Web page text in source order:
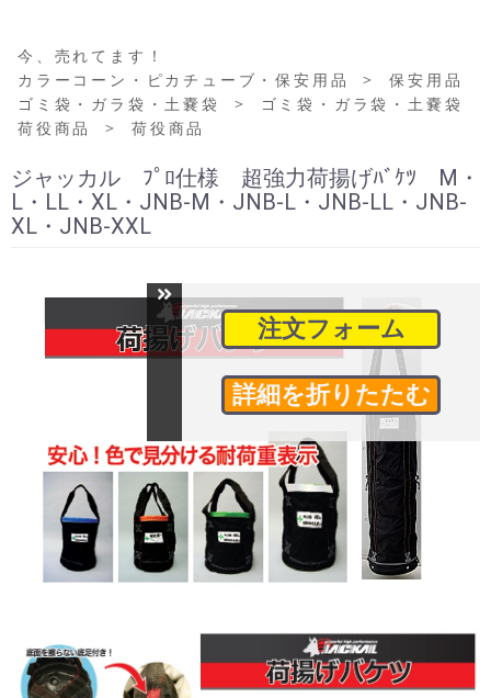
今、売れてます！
カラーコーン・ピカチューブ・保安用品
＞
保安用品
ゴミ袋・ガラ袋・土嚢袋
＞
ゴミ袋・ガラ袋・土嚢袋
荷役商品
＞ 荷役商品
ジャッカル ﾌﾟﾛ仕様 超強力荷揚げﾊﾞｹﾂ M・
L・LL・XL・JNB-M・JNB-L・JNB-LL・JNB-
XL・JNB-XXL
注文フォーム